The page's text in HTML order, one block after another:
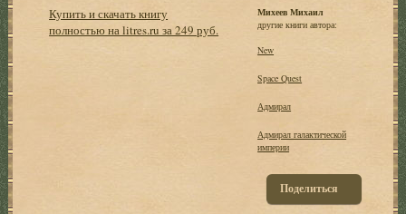
Купить и скачать книгу
полностью на litres.ru за 249 руб.
Михеев Михаил
другие книги автора:
New
Space Quest
Адмирал
Адмирал галактической
империи
Поделиться